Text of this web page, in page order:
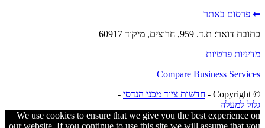
⬅ פרסום באתר
כתובת דואר: ת.ד. 959, חרוצים, מיקוד 60917
מדיניות פרטיות
Compare Business Services
© ‫Copyright -
חדשות ציוד מכני הנדסי -
גלול למעלה
We use cookies to ensure that we give you the best experience on
our website. If you continue to use this site we will assume that you